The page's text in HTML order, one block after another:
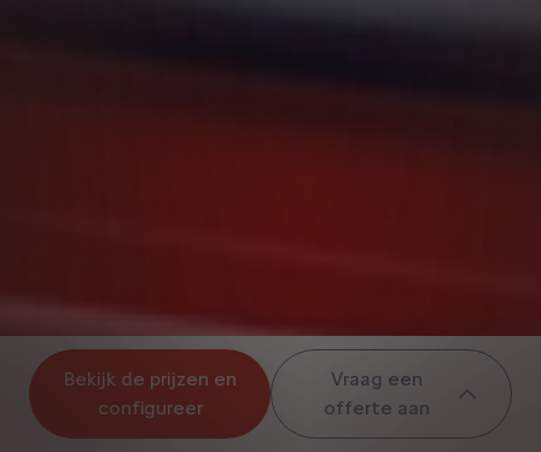
Bekijk de prijzen en
configureer
Vraag een
offerte aan